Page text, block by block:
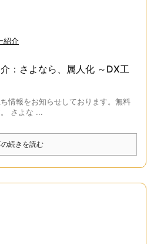
紹介
：さよなら、属人化 ～DX工
情報をお知らせしております。無料
さよな ...
続きを読む